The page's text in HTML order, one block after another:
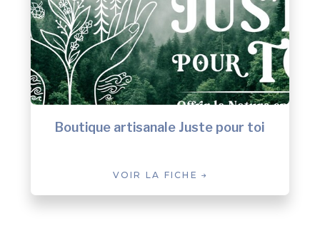
Boutique artisanale Juste pour toi
VOIR LA FICHE